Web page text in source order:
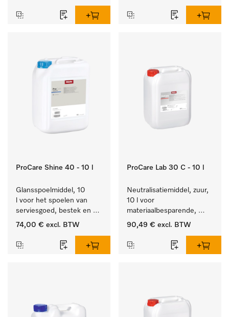
wasgoed.
wasgoed.
ProCare Shine 40 - 10 l
Glansspoelmiddel, 10
l voor het spoelen van
serviesgoed, bestek en
ideaal voor glazen.
74,00 € excl. BTW
ProCare Lab 30 C - 10 l
Neutralisatiemiddel, zuur,
10 l voor
materiaalbesparende,
machinale reiniging van
gerei.
90,49 € excl. BTW